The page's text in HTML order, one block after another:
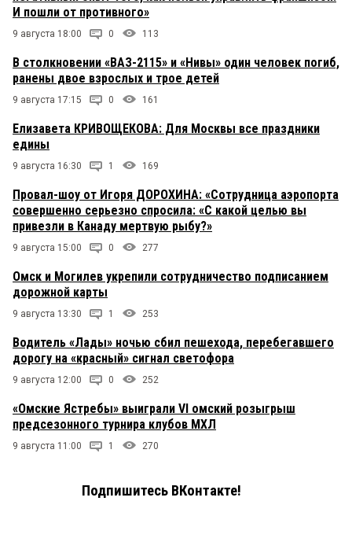
И пошли от противного»
9 августа 18:00 0 113
В столкновении «ВАЗ-2115» и «Нивы» один человек погиб,
ранены двое взрослых и трое детей
9 августа 17:15 0 161
Елизавета КРИВОЩЕКОВА: Для Москвы все праздники
едины
9 августа 16:30 1 169
Провал-шоу от Игоря ДОРОХИНА: «Сотрудница аэропорта
совершенно серьезно спросила: «С какой целью вы
привезли в Канаду мертвую рыбу?»
9 августа 15:00 0 277
Омск и Могилев укрепили сотрудничество подписанием
дорожной карты
9 августа 13:30 1 253
Водитель «Лады» ночью сбил пешехода, перебегавшего
дорогу на «красный» сигнал светофора
9 августа 12:00 0 252
«Омские Ястребы» выиграли VI омский розыгрыш
предсезонного турнира клубов МХЛ
9 августа 11:00 1 270
Подпишитесь ВКонтакте!